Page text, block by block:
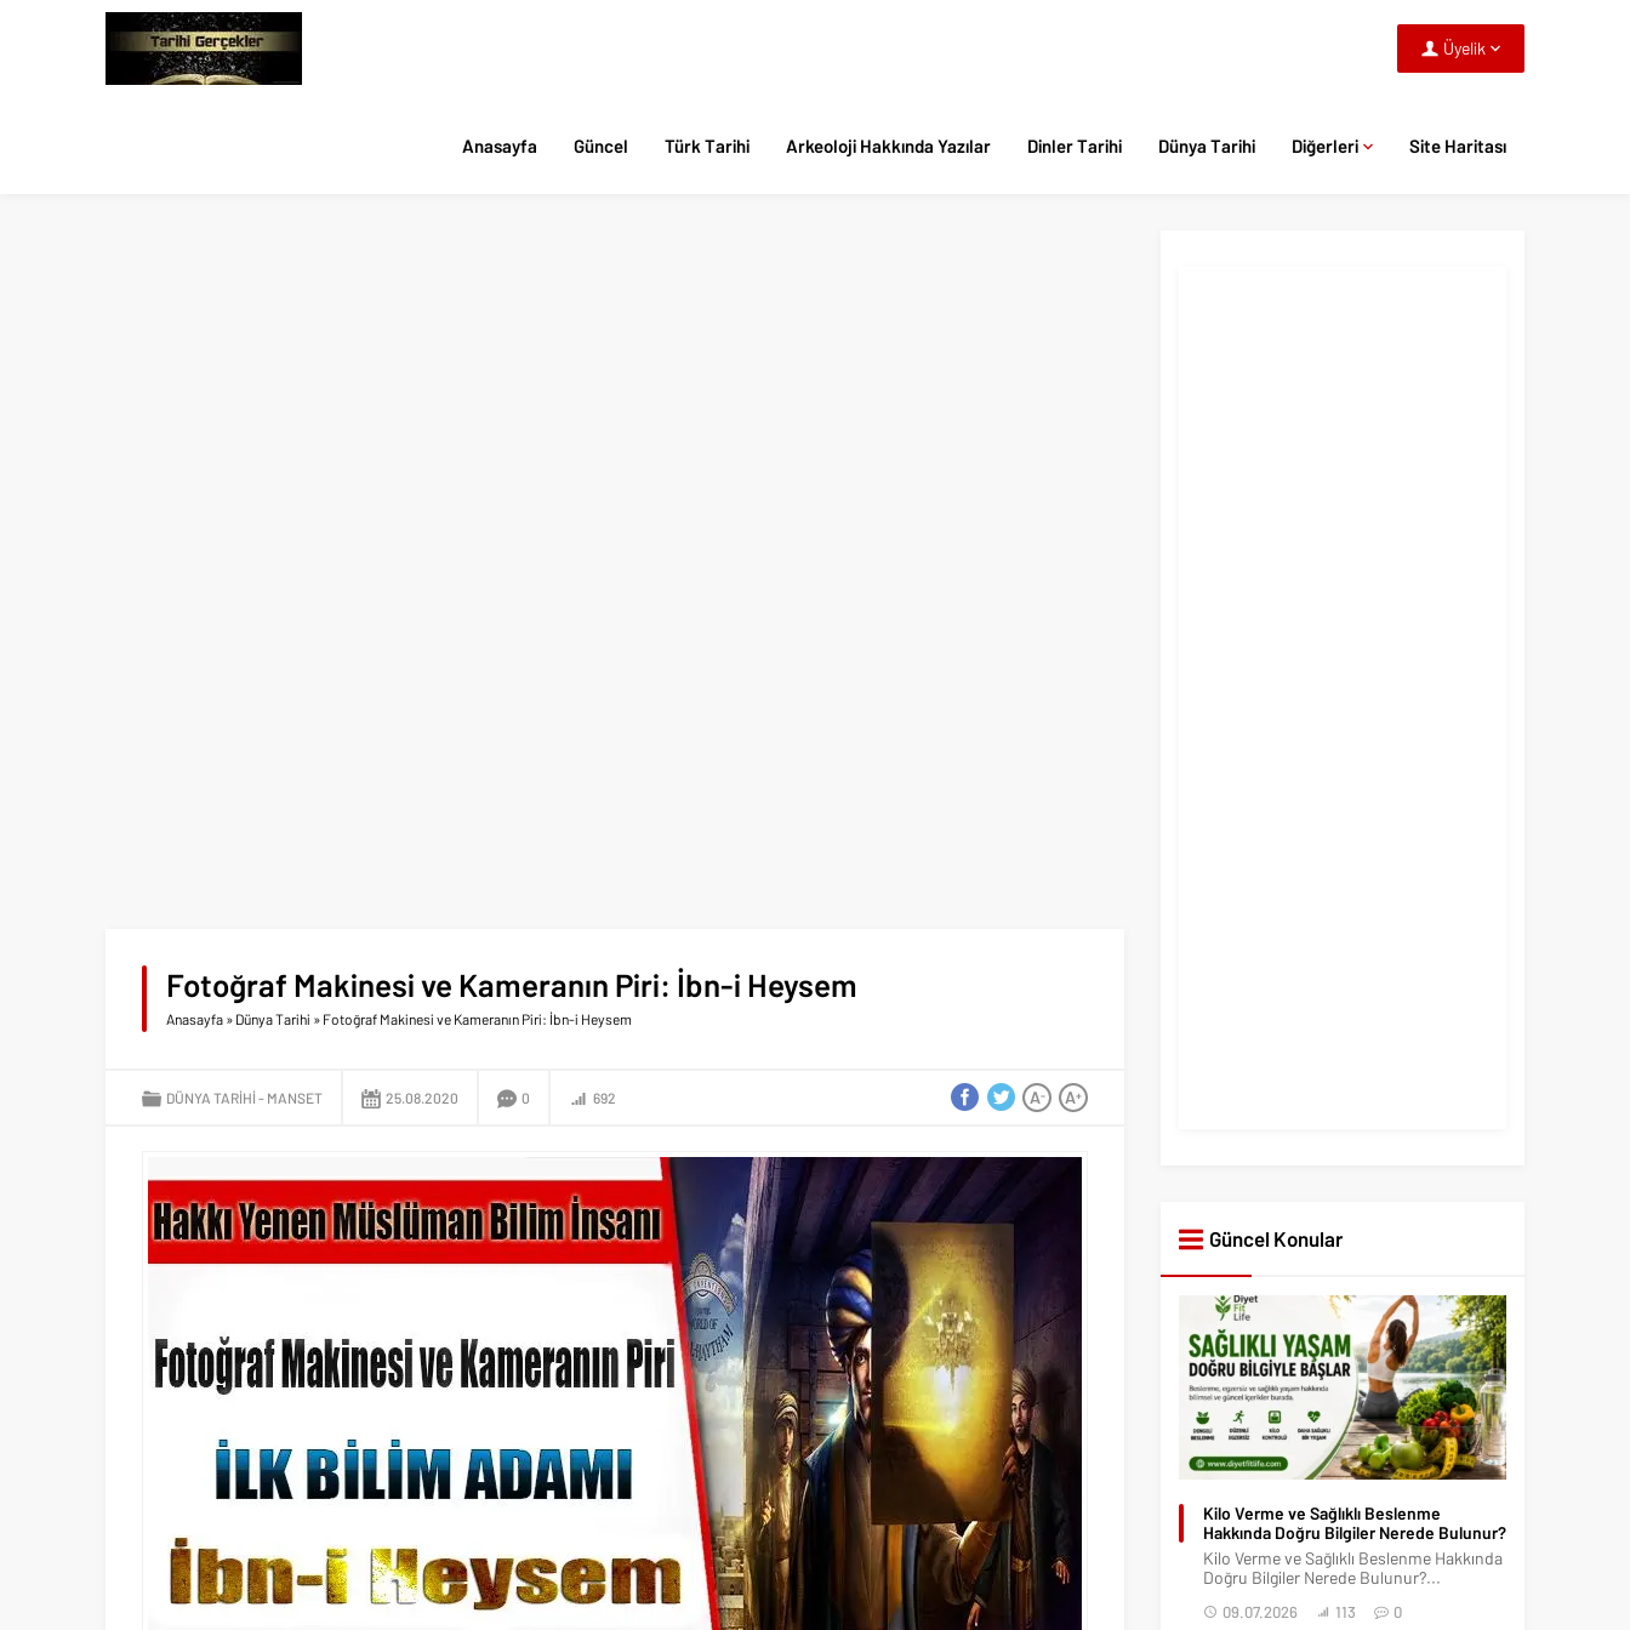
Üyelik
Anasayfa Güncel Türk Tarihi Arkeoloji Hakkında Yazılar Dinler Tarihi Dünya Tarihi Diğerleri Site Haritası
Fotoğraf Makinesi ve Kameranın Piri: İbn-i Heysem
Anasayfa » Dünya Tarihi » Fotoğraf Makinesi ve Kameranın Piri: İbn-i Heysem
DÜNYA TARIHI MANSET 25.08.2020 0 692 A+
A-
Güncel Konular
Kilo Verme ve Sağlıklı Beslenme
Hakkında Doğru Bilgiler Nerede Bulunur?
Kilo Verme ve Sağlıklı Beslenme Hakkında
Doğru Bilgiler Nerede Bulunur?...
09.07.2026 113 0